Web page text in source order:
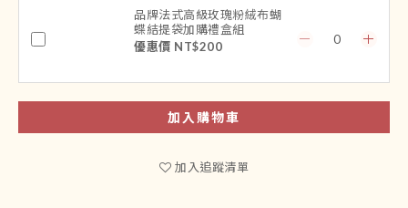
品牌法式高級玫瑰粉絨布蝴
蝶結提袋加購禮盒組
優惠價 NT$200
加入購物車
加入追蹤清單